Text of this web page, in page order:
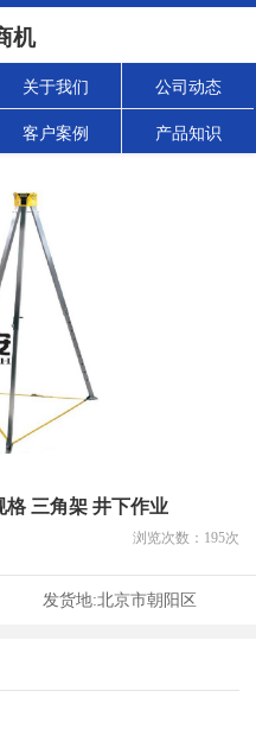
机
关于我们 公司动态
客户案例 产品知识
格 三角架 井下作业
浏览次数： 195次
发货地:北京市朝阳区